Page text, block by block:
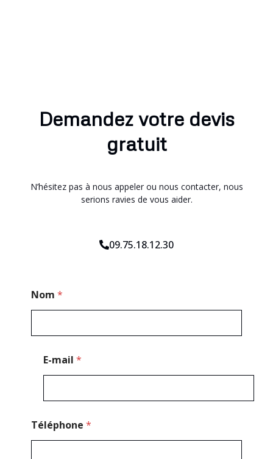
Demandez votre devis
gratuit
N’hésitez pas à nous appeler ou nous contacter, nous
serions ravies de vous aider.
09.75.18.12.30
o
m
Nom *
E-mail *
Téléphone *